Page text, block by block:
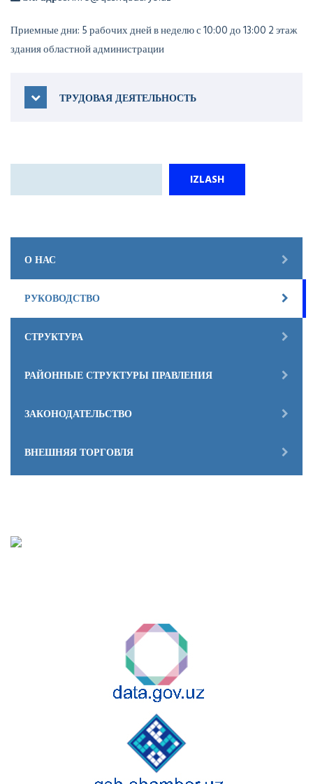
Приемные дни: 5 рабочих дней в неделю с 10:00 до 13:00 2 этаж
здания областной администрации
ТРУДОВАЯ ДЕЯТЕЛЬНОСТЬ
IZLASH
О НАС
РУКОВОДСТВО
СТРУКТУРА
РАЙОННЫЕ СТРУКТУРЫ ПРАВЛЕНИЯ
ЗАКОНОДАТЕЛЬСТВО
ВНЕШНЯЯ ТОРГОВЛЯ